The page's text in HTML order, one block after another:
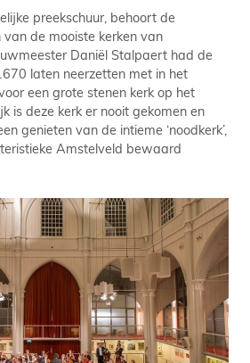
preekschuur, behoort de
de mooiste kerken van
Daniël Stalpaert had de
laten neerzetten met in het
een grote stenen kerk op het
is deze kerk er nooit gekomen en
genieten van de intieme ‘noodkerk’,
Amstelveld bewaard